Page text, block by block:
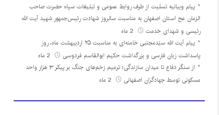
پیام وبیانیه تسلیت از طرف روابط عمومی و تبلیغات سپاه حضرت صاحب
الزمان عج استان اصفهان به مناسبت سالروز شهادت رئیس‌جمهور شهید آیت الله
رئیسی و شهدای خدمت
پیام آیت الله سیّدمجتبی خامنه‌ای به مناسبت ۲۵ اردیبهشت ماه، روز
پاسداشت زبان فارسی و بزرگداشت حکیم ابوالقاسم فردوسی
از سنگر دفاع تا میدان سازندگی؛ ترمیم زخم‌های جنگ بر پیکر ۳ هزار واحد
مسکونی توسط جهادگران اصفهانی